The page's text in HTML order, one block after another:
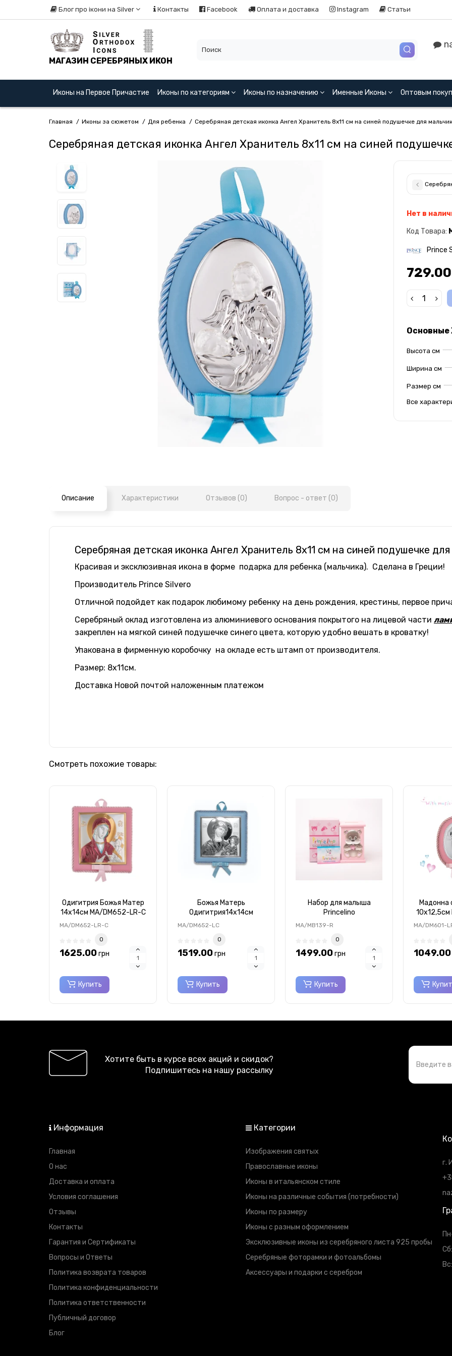
Блог про ікони на Silver Контакты Facebook Оплата и доставка Instagram Статьи
МАГАЗИН СЕРЕБРЯНЫХ ИКОН
Иконы на Первое Причастие Иконы по категориям Иконы по назначению Именные Иконы Оптовым
Главная Иконы за сюжетом Для ребенка Серебряная детская иконка Ангел Хранитель 8х11 см на синей подушечке для
Серебряная детская иконка Ангел Хранитель 8х11 см на синей
Нет в
Код Товара:
Prince
Основные
Высота см
Ширина см
Размер см
Все
Описание Характеристики Отзывов (0) Вопрос - ответ (0)
Серебряная детская иконка Ангел Хранитель 8х11 см на синей подушечке
Красивая и эксклюзивная икона в форме подарка для ребенка (мальчика). Сделана в Греции!
Производитель Prince Silvero
Отличной подойдет как подарок любимому ребенку на день рождения, крестины, первое
Серебряный оклад изготовлена из алюминиевого основания покрытого на лицевой части
закреплен на мягкой синей подушечке синего цвета, которую удобно вешать в кроватку!
Упакована в фирменную коробочку на окладе есть штамп от производителя.
Размер: 8х11см.
Доставка Новой почтой наложенным платежом
Смотреть похожие товары:
Одигитрия Божья Матер
14x14см MA/DM652-LR-C
MA/DM652-LR-C
0
1625.00грн
Купить
Божья Матерь
Одигитрия14x14см
MA/DM652-LC
MA/DM652-LC
0
1519.00грн
Купить
Набор для малыша
Princelino
MA/MB139-R
0
1499.00грн
Купить
Мадонна
10х12,5см
MA/DM601-
1049.00
Хотите быть в курсе всех акций и скидок?
Подпишитесь на нашу рассылку
Информация
Главная
О нас
Доставка и оплата
Условия соглашения
Отзывы
Контакты
Гарантия и Сертификаты
Вопросы и Ответы
Политика возврата товаров
Политика конфиденциальности
Политика ответственности
Публичный договор
Блог
Категории
Изображения святых
Православные иконы
Иконы в итальянском стиле
Иконы на различные события (потребности)
Иконы по размеру
Иконы с разным оформлением
Эксклюзивные иконы из серебряного листа 925 пробы
Серебряные фоторамки и фотоальбомы
Аксессуары и подарки с серебром
г.